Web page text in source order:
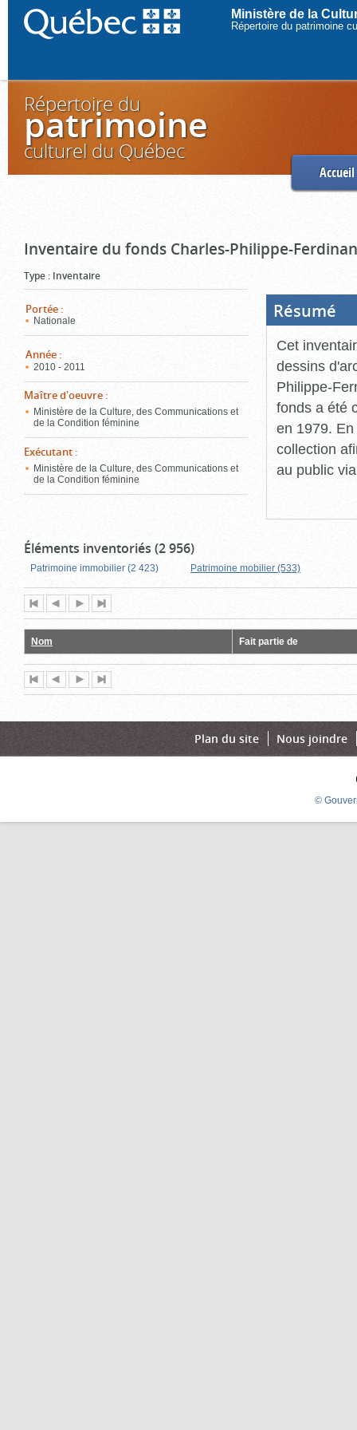
Ministère de la
Répertoire du patrimoine
Répertoire du
patrimoine
culturel du Québec
Accueil
Inventaire du fonds Charles-Philippe-
Type : Inventaire
Portée :
Nationale
Année :
2010 - 2011
Maître d'oeuvre :
Ministère de la Culture, des Communications et
de la Condition féminine
Exécutant :
Ministère de la Culture, des Communications et
de la Condition féminine
Résumé
Cet
dessins
Philippe-
fonds a été
en 1979.
collection
au public
Éléments inventoriés (2 956)
Patrimoine immobilier (2 423) Patrimoine mobilier (533)
Première
page
Page
précédente
suivante
page
Nom Fait partie de
Première
page
Page
précédente
suivante
page
Plan du site Nous joindre
©